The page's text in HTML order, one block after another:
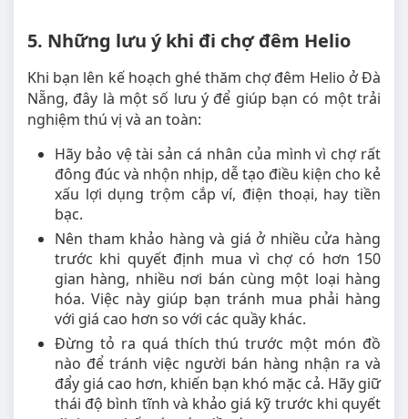
5. Những lưu ý khi đi chợ đêm Helio
Khi bạn lên kế hoạch ghé thăm chợ đêm Helio ở Đà
Nẵng, đây là một số lưu ý để giúp bạn có một trải
nghiệm thú vị và an toàn:
Hãy bảo vệ tài sản cá nhân của mình vì chợ rất
đông đúc và nhộn nhịp, dễ tạo điều kiện cho kẻ
xấu lợi dụng trộm cắp ví, điện thoại, hay tiền
bạc.
Nên tham khảo hàng và giá ở nhiều cửa hàng
trước khi quyết định mua vì chợ có hơn 150
gian hàng, nhiều nơi bán cùng một loại hàng
hóa. Việc này giúp bạn tránh mua phải hàng
với giá cao hơn so với các quầy khác.
Đừng tỏ ra quá thích thú trước một món đồ
nào để tránh việc người bán hàng nhận ra và
đẩy giá cao hơn, khiến bạn khó mặc cả. Hãy giữ
thái độ bình tĩnh và khảo giá kỹ trước khi quyết